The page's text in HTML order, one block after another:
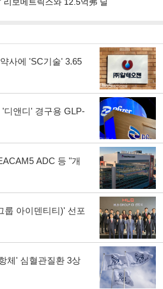
사에 'SC기술' 3.65
디앤디' 경구용 GLP-
ADC 등 "개
룹 아이덴티티)' 선포
체' 심혈관질환 3상